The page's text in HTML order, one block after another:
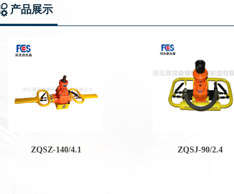
产品展示
ZQSZ-140/4.1 ZQSJ-90/2.4